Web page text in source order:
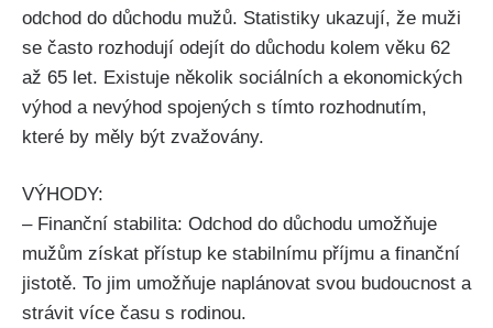
odchod do důchodu mužů. Statistiky ukazují, že muži
se často rozhodují odejít do důchodu kolem věku 62
až 65 let. Existuje několik sociálních a ekonomických
výhod a nevýhod spojených s tímto rozhodnutím,
které by měly být zvažovány.
VÝHODY:
– Finanční stabilita: Odchod do důchodu umožňuje
mužům získat přístup ke stabilnímu příjmu a finanční
jistotě. To jim umožňuje naplánovat svou budoucnost a
strávit více času s rodinou.